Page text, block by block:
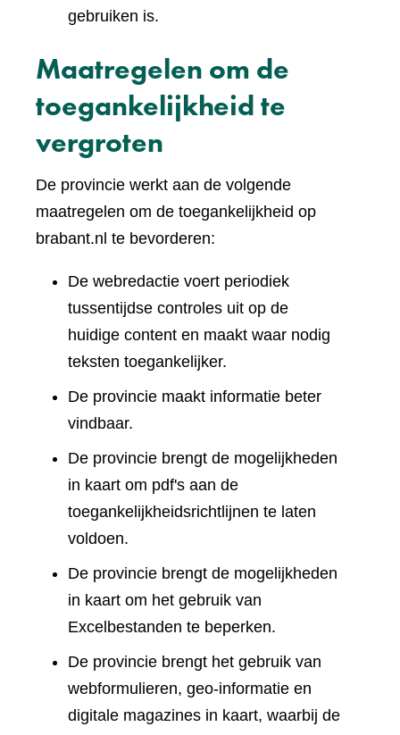
gebruiken is.
Maatregelen om de
toegankelijkheid te
vergroten
De provincie werkt aan de volgende
maatregelen om de toegankelijkheid op
brabant.nl te bevorderen:
De webredactie voert periodiek
tussentijdse controles uit op de
huidige content en maakt waar nodig
teksten toegankelijker.
De provincie maakt informatie beter
vindbaar.
De provincie brengt de mogelijkheden
in kaart om pdf's aan de
toegankelijkheidsrichtlijnen te laten
voldoen.
De provincie brengt de mogelijkheden
in kaart om het gebruik van
Excelbestanden te beperken.
De provincie brengt het gebruik van
webformulieren, geo-informatie en
digitale magazines in kaart, waarbij de